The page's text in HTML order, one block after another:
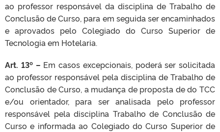
ao professor responsável da disciplina de Trabalho de
Conclusão de Curso, para em seguida ser encaminhados
e aprovados pelo Colegiado do Curso Superior de
Tecnologia em Hotelaria.
Art. 13º – Em casos excepcionais, poderá ser solicitada
ao professor responsável pela disciplina de Trabalho de
Conclusão de Curso, a mudança de proposta de do TCC
e/ou orientador, para ser analisada pelo professor
responsável pela disciplina Trabalho de Conclusão de
Curso e informada ao Colegiado do Curso Superior de